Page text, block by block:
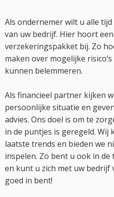
Als ondernemer wilt u alle
van uw bedrijf. Hier hoort
verzekeringspakket bij. Zo
maken over mogelijke
kunnen belemmeren.
Als financieel partner kijken
persoonlijke situatie en
advies. Ons doel is om te
in de puntjes is geregeld.
laatste trends en bieden we
inspelen. Zo bent u ook in
en kunt u zich met uw bedrijf
goed in bent!